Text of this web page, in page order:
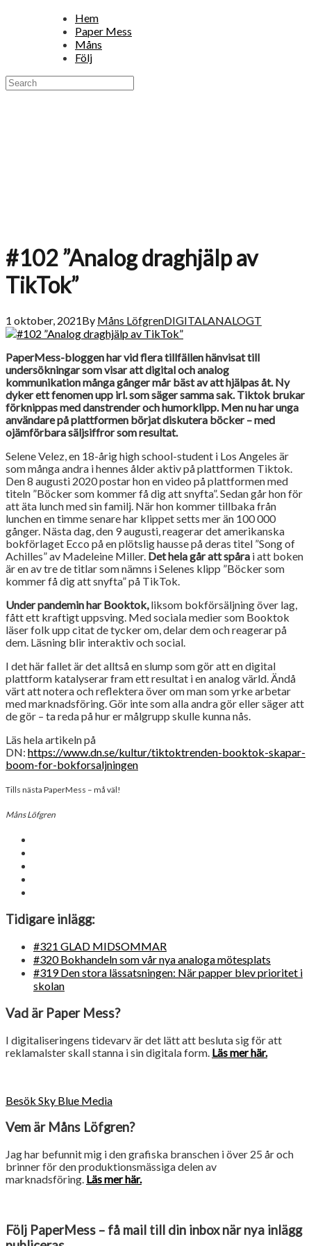
Hem
Paper Mess
Måns
Följ
#102 ”Analog draghjälp av
TikTok”
1 oktober, 2021By Måns LöfgrenDIGITALANALOGT
PaperMess-bloggen har vid flera tillfällen hänvisat till
undersökningar som visar att digital och analog
kommunikation många gånger mår bäst av att hjälpas åt. Ny
dyker ett fenomen upp irl. som säger samma sak. Tiktok brukar
förknippas med danstrender och humorklipp. Men nu har unga
användare på plattformen börjat diskutera böcker – med
ojämförbara säljsiffror som resultat.
Selene Velez, en 18-årig high school-student i Los Angeles är
som många andra i hennes ålder aktiv på plattformen Tiktok.
Den 8 augusti 2020 postar hon en video på plattformen med
titeln ”Böcker som kommer få dig att snyfta”. Sedan går hon för
att äta lunch med sin familj. När hon kommer tillbaka från
lunchen en timme senare har klippet setts mer än 100 000
gånger. Nästa dag, den 9 augusti, reagerar det amerikanska
bokförlaget Ecco på en plötslig hausse på deras titel ”Song of
Achilles” av Madeleine Miller. Det hela går att spåra i att boken
är en av tre de titlar som nämns i Selenes klipp ”Böcker som
kommer få dig att snyfta” på TikTok.
Under pandemin har Booktok, liksom bokförsäljning över lag,
fått ett kraftigt uppsving. Med sociala medier som Booktok
läser folk upp citat de tycker om, delar dem och reagerar på
dem. Läsning blir interaktiv och social.
I det här fallet är det alltså en slump som gör att en digital
plattform katalyserar fram ett resultat i en analog värld. Ändå
värt att notera och reflektera över om man som yrke arbetar
med marknadsföring. Gör inte som alla andra gör eller säger att
de gör – ta reda på hur er målgrupp skulle kunna nås.
Läs hela artikeln på
DN: https://www.dn.se/kultur/tiktoktrenden-booktok-skapar-
boom-for-bokforsaljningen
Tills nästa PaperMess – må väl!
Måns Löfgren
Tidigare inlägg:
#321 GLAD MIDSOMMAR
#320 Bokhandeln som vår nya analoga mötesplats
#319 Den stora lässatsningen: När papper blev prioritet i
skolan
Vad är Paper Mess?
I digitaliseringens tidevarv är det lätt att besluta sig för att
reklamalster skall stanna i sin digitala form. Läs mer här.
Besök Sky Blue Media
Vem är Måns Löfgren?
Jag har befunnit mig i den grafiska branschen i över 25 år och
brinner för den produktionsmässiga delen av
marknadsföring. Läs mer här.
Följ PaperMess – få mail till din inbox när nya inlägg